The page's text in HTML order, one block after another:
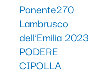
Ponente270
Lambrusco
dell’Emilia 2023
PODERE
CIPOLLA